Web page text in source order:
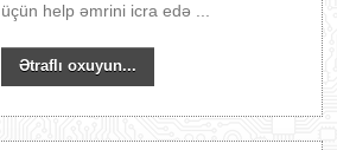
üçün help əmrini icra edə ...
Ətraflı oxuyun...